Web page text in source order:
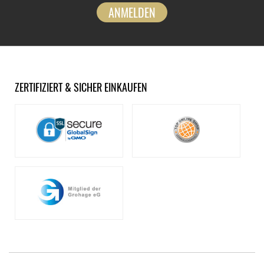
ANMELDEN
ZERTIFIZIERT & SICHER EINKAUFEN